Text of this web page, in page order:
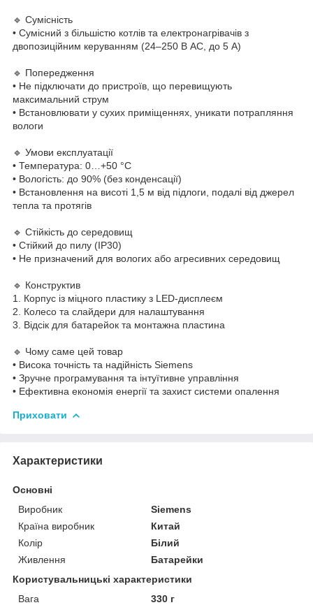
🔹 Сумісність
• Сумісний з більшістю котлів та електронагрівачів з
двопозиційним керуванням (24–250 В AC, до 5 А)
🔹 Попередження
• Не підключати до пристроїв, що перевищують
максимальний струм
• Встановлювати у сухих приміщеннях, уникати потрапляння
вологи
🔹 Умови експлуатації
• Температура: 0…+50 °C
• Вологість: до 90% (без конденсації)
• Встановлення на висоті 1,5 м від підлоги, подалі від джерел
тепла та протягів
🔹 Стійкість до середовищ
• Стійкий до пилу (IP30)
• Не призначений для вологих або агресивних середовищ
🔹 Конструктив
1. Корпус із міцного пластику з LED-дисплеєм
2. Колесо та слайдери для налаштування
3. Відсік для батарейок та монтажна пластина
🔹 Чому саме цей товар
• Висока точність та надійність Siemens
• Зручне програмування та інтуїтивне управління
• Ефективна економія енергії та захист системи опалення
Приховати
Характеристики
Основні
Виробник
Siemens
Країна виробник
Китай
Колір
Білий
Живлення
Батарейки
Користувальницькі характеристики
Вага
330 г